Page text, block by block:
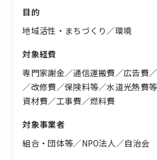
目的
地域活性・まちづくり／環境
対象経費
専門家謝金／通信運搬費／広告費
／改修費／保険料等／水道光熱費
資材費／工事費／燃料費
対象事業者
組合・団体等／NPO法人／自治会